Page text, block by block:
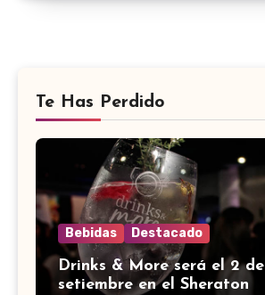
Te Has Perdido
Bebidas Destacado
Drinks & More será el 2 de
setiembre en el Sheraton